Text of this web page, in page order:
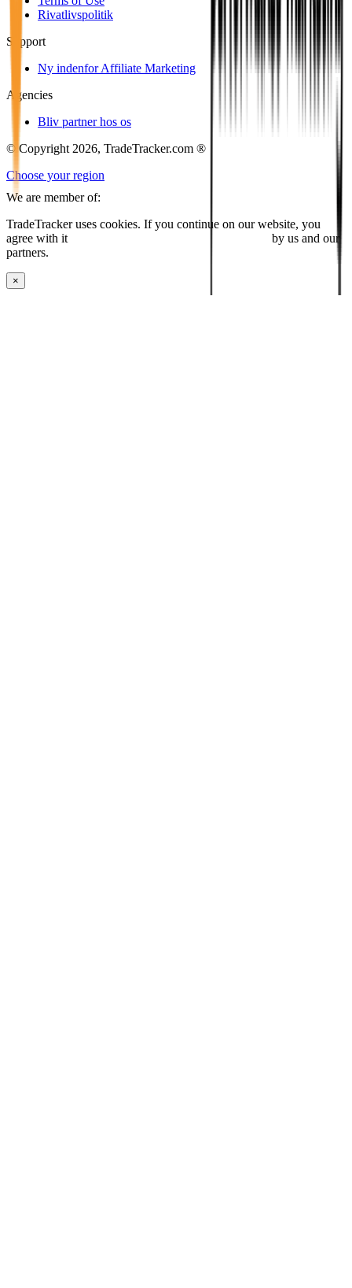
Rivatlivspolitik
Support
Ny indenfor Affiliate Marketing
Agencies
Bliv partner hos os
© Copyright 2026, TradeTracker.com ®
Choose your region
We are member of:
TradeTracker uses cookies. If you continue on our website, you
agree with it
by us and our
partners.
×